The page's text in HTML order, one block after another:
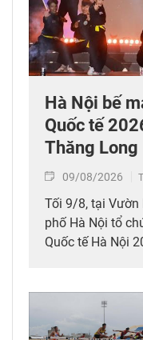
Hà Nội bế
Quốc tế
Thăng Long
09/08/2026
Tối 9/8, tại Vườn
phố Hà Nội tổ
Quốc tế Hà Nội